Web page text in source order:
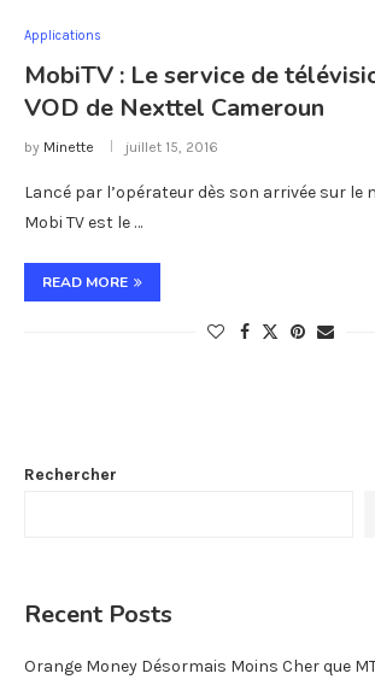
Applications
MobiTV : Le service de
VOD de Nexttel Cameroun
by Minette juillet 15, 2016
Lancé par l’opérateur dès son arrivée sur le
Mobi TV est le …
READ MORE
Rechercher
Recent Posts
Orange Money Désormais Moins Cher que